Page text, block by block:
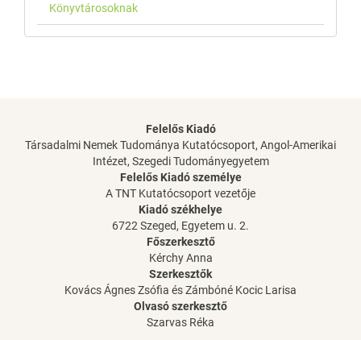
Könyvtárosoknak
Felelős Kiadó
Társadalmi Nemek Tudománya Kutatócsoport, Angol-Amerikai
Intézet, Szegedi Tudományegyetem
Felelős Kiadó személye
A TNT Kutatócsoport vezetője
Kiadó székhelye
6722 Szeged, Egyetem u. 2.
Főszerkesztő
Kérchy Anna
Szerkesztők
Kovács Ágnes Zsófia és Zámbóné Kocic Larisa
Olvasó szerkesztő
Szarvas Réka